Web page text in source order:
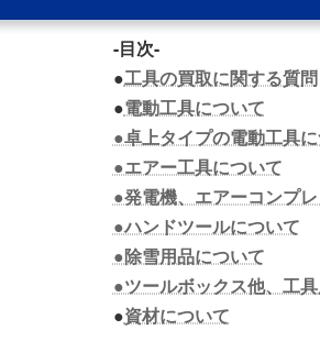
-目次-
●工具の買取に関する質問
●電動工具について
●卓上タイプの電動工具
●エアー工具について
●発電機、エアーコンプ
●ハンドツールについて
●除雪用品について
●ツールボックス他、工
●資材について